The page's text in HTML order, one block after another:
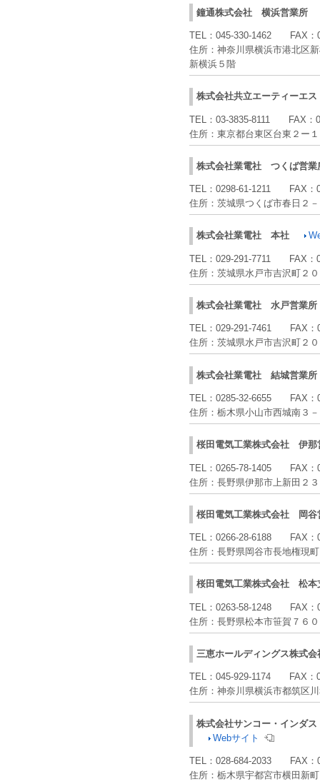
鐘通株式会社 横浜営業所
TEL： 045-330-1462 FAX：
住所： 神奈川県横浜市港北区
新横浜５階
株式会社共立エーティーエス
TEL： 03-3835-8111 FAX：
住所： 東京都台東区台東２ー
株式会社業電社 つくば営業
TEL： 0298-61-1211 FAX：
住所： 茨城県つくば市春日２
株式会社業電社 本社
TEL： 029-291-7711 FAX：
住所： 茨城県水戸市吉沢町２
株式会社業電社 水戸営業所
TEL： 029-291-7461 FAX：
住所： 茨城県水戸市吉沢町２
株式会社業電社 結城営業所
TEL： 0285-32-6655 FAX：
住所： 栃木県小山市西城南３
桜田電気工業株式会社 伊那
TEL： 0265-78-1405 FAX：
住所： 長野県伊那市上新田２
桜田電気工業株式会社 岡谷
TEL： 0266-28-6188 FAX：
住所： 長野県岡谷市長地権現
桜田電気工業株式会社 松本
TEL： 0263-58-1248 FAX：
住所： 長野県松本市笹賀７６
三恵ホールディングス株式会
TEL： 045-929-1174 FAX：
住所： 神奈川県横浜市都筑区
株式会社サンコー・インダ
Webサイト
TEL： 028-684-2033 FAX：
住所： 栃木県宇都宮市横田新